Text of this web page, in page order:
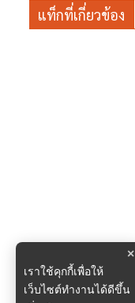
แท็กที่เกี่ยวข้อง
×
เราใช้คุกกี้เพื่อให้
เว็บไซต์ทำงานได้ดีขึ้น